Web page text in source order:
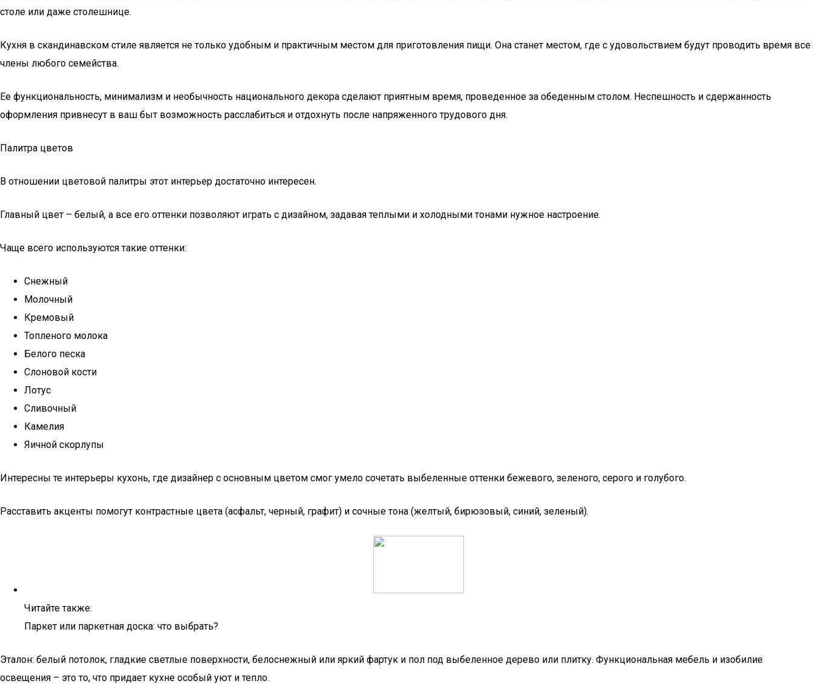
столе или даже столешнице.
Кухня в скандинавском стиле является не только удобным и практичным местом для приготовления пищи. Она станет местом, где с удовольствием будут проводить время все
члены любого семейства.
Ее функциональность, минимализм и необычность национального декора сделают приятным время, проведенное за обеденным столом. Неспешность и сдержанность
оформления привнесут в ваш быт возможность расслабиться и отдохнуть после напряженного трудового дня.
Палитра цветов
В отношении цветовой палитры этот интерьер достаточно интересен.
Главный цвет – белый, а все его оттенки позволяют играть с дизайном, задавая теплыми и холодными тонами нужное настроение.
Чаще всего используются такие оттенки:
Снежный
Молочный
Кремовый
Топленого молока
Белого песка
Слоновой кости
Лотус
Сливочный
Камелия
Яичной скорлупы
Интересны те интерьеры кухонь, где дизайнер с основным цветом смог умело сочетать выбеленные оттенки бежевого, зеленого, серого и голубого.
Расставить акценты помогут контрастные цвета (асфальт, черный, графит) и сочные тона (желтый, бирюзовый, синий, зеленый).
Читайте также:
Паркет или паркетная доска: что выбрать?
Эталон: белый потолок, гладкие светлые поверхности, белоснежный или яркий фартук и пол под выбеленное дерево или плитку. Функциональная мебель и изобилие
освещения – это то, что придает кухне особый уют и тепло.